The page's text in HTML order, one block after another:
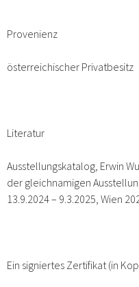
Provenienz
österreichischer Privatbesitz
Literatur
Ausstellungskatalog, Erwin
der gleichnamigen
13.9.2024 – 9.3.2025, Wien
Ein signiertes Zertifikat (in